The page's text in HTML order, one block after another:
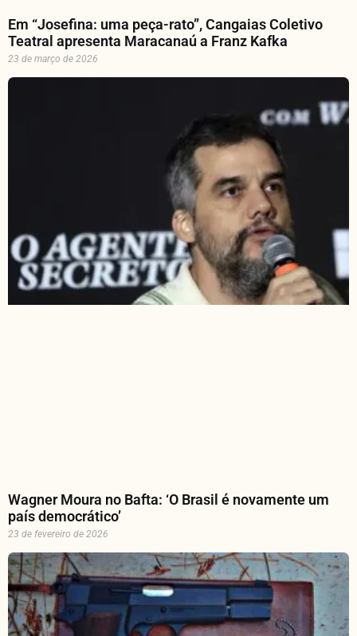
Em “Josefina: uma peça-rato”, Cangaias Coletivo
Teatral apresenta Maracanaú a Franz Kafka
23 de março de 2026
Wagner Moura no Bafta: ‘O Brasil é novamente um
país democrático’
23 de fevereiro de 2026